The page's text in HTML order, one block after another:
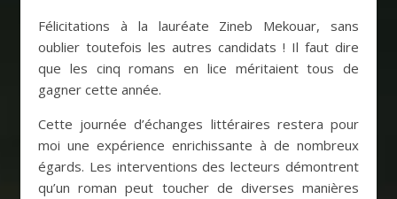
Félicitations à la lauréate Zineb Mekouar, sans
oublier toutefois les autres candidats ! Il faut dire
que les cinq romans en lice méritaient tous de
gagner cette année.
Cette journée d’échanges littéraires restera pour
moi une expérience enrichissante à de nombreux
égards. Les interventions des lecteurs démontrent
qu’un roman peut toucher de diverses manières